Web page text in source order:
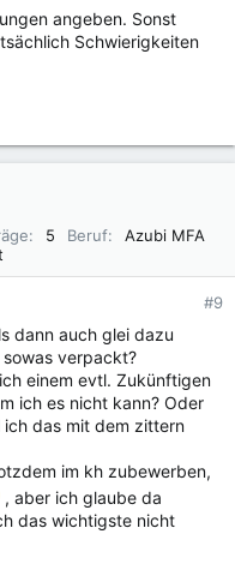
angeben. Sonst
Schwierigkeiten
5 Beruf
Azubi MFA
#9
dann auch glei dazu
verpackt?
einem evtl. Zukünftigen
ich es nicht kann? Oder
ich das mit dem zittern
im kh zubewerben,
, aber ich glaube da
das wichtigste nicht